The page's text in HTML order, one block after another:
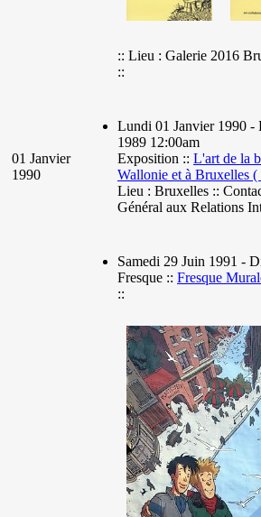
:: Lieu : Galerie 2016
::
01 Janvier
1990
Lundi 01 Janvier 1990 -
1989 12:00am
Exposition :: L'art de la
Wallonie et à Bruxelles
Lieu : Bruxelles ::
Général aux Relations
Samedi 29 Juin 1991 -
Fresque :: Fresque
::